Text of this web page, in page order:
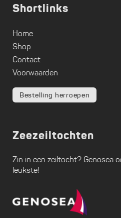
Shortlinks
Home
Shop
Contact
Voorwaarden
Bestelling herroepen
Zeezeiltochten
Zin in een zeiltocht? Genosea
leukste!